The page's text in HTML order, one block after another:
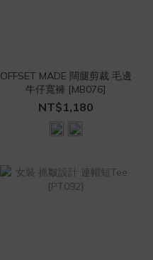
OFFSET MADE 闊腿剪裁 毛邊
牛仔寬褲 [MB076]
NT$1,180